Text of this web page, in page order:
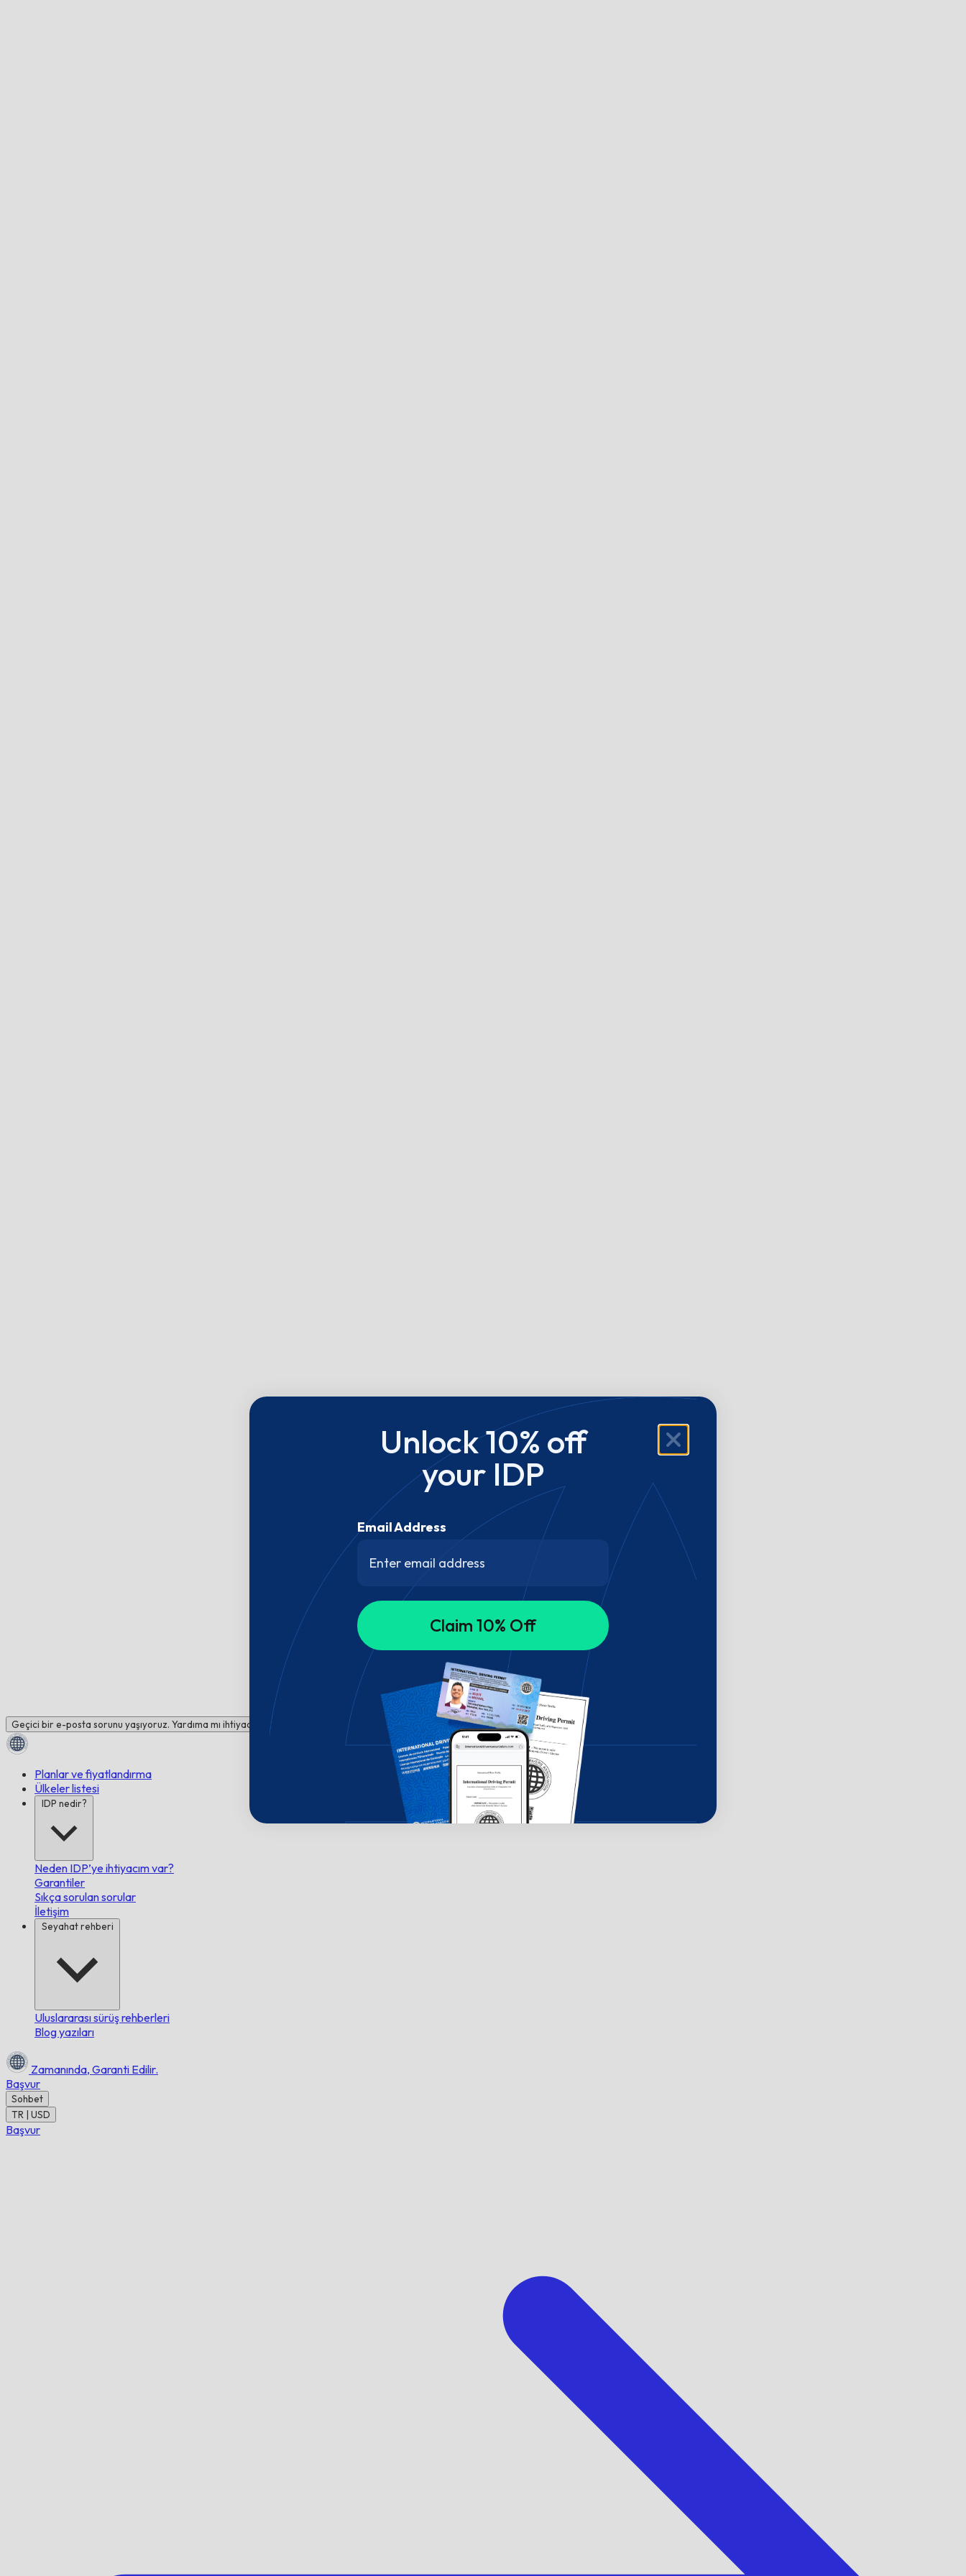
Geçici bir e-posta sorunu yaşıyoruz. Yardıma mı ihtiyacınız var? Bizimle sohbet edin!
Planlar ve fiyatlandırma
Ülkeler listesi
IDP nedir?
Neden IDP’ye ihtiyacım var?
Garantiler
Sıkça sorulan sorular
İletişim
Seyahat rehberi
Uluslararası sürüş rehberleri
Blog yazıları
Zamanında, Garanti Edilir.
Başvur
Sohbet
TR | USD
Başvur
Unlock 10% off
your IDP
Email Address
Claim 10% Off